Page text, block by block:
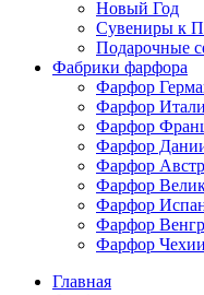
Новый Год
Сувениры к
Подарочные
Фабрики фарфора
Фарфор
Фарфор
Фарфор
Фарфор
Фарфор
Фарфор
Фарфор
Фарфор
Фарфор Чехии
Главная